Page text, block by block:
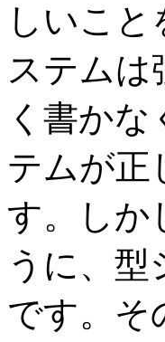
しいこと
ステムは
く書か
テムが正
す。しか
うに、
です。そ